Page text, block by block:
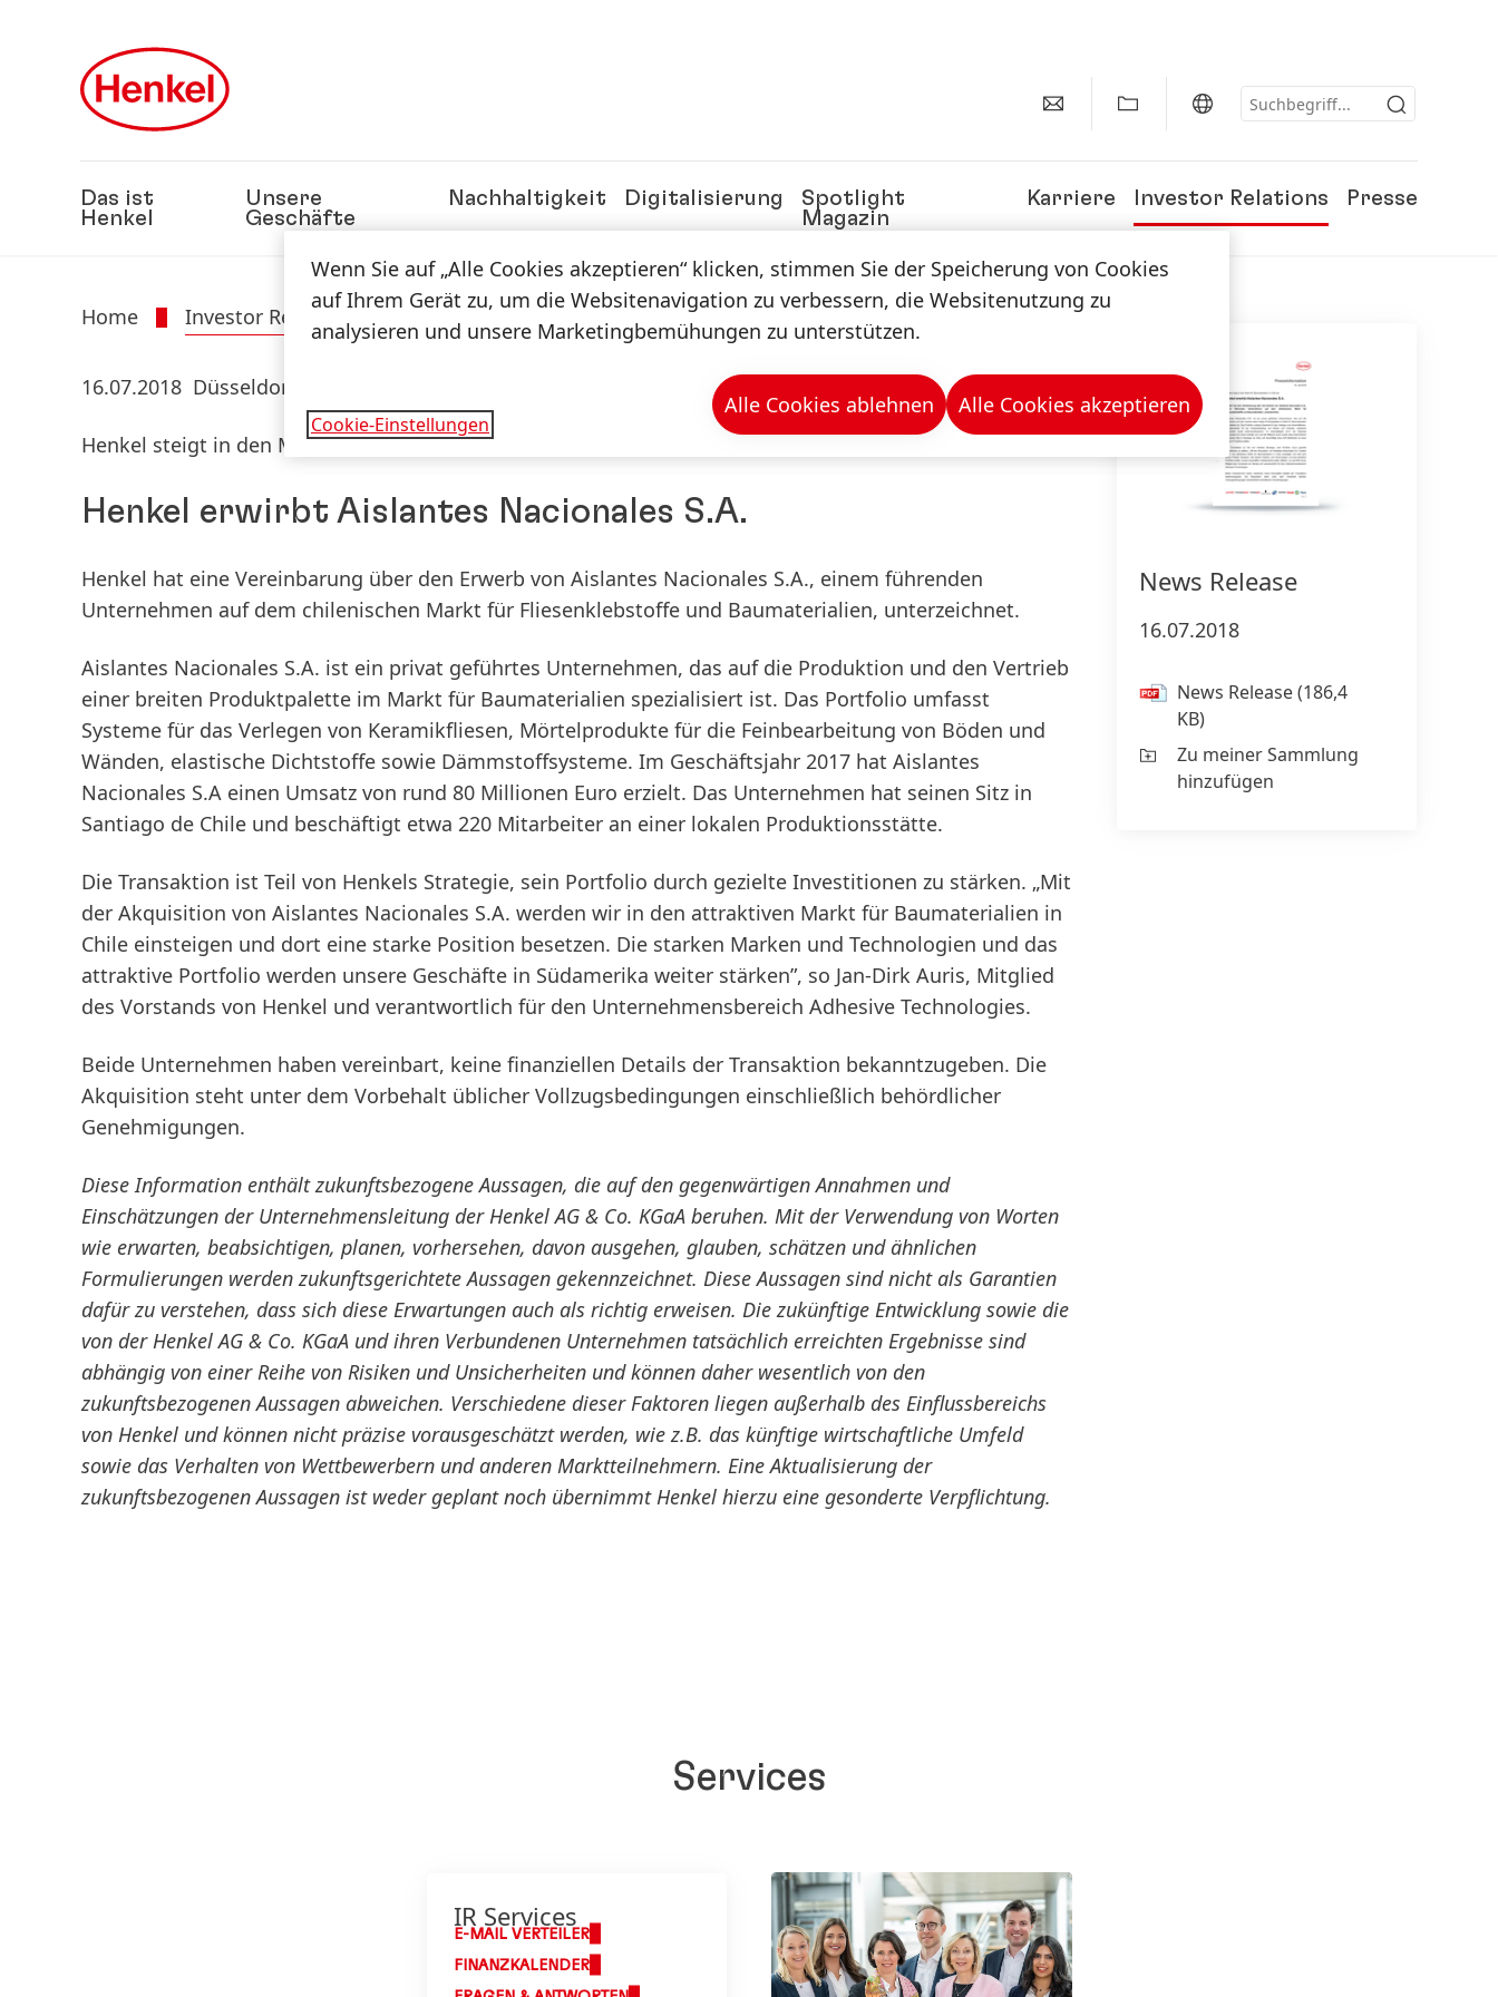
Das ist
Henkel
150 Jahre Henkel
Pioniergeist bedeutet, Fortschritt
ziel­gerichtet zu gestalten. Erfahre,
wie wir Wandel als Chance nutzen
Ver­ant­wor­tung voran­treiben, um
eine bessere Zukunft zu schaffen.
Gemeinsam.
Unsere
Geschäfte
Nachhaltigkeit Digitalisierung
Spotlight
Magazin
Karriere Investor Relations Presse
Home Investor Relations Investor Relations News
16.07.2018 Düsseldorf
Henkel steigt in den Markt für Baumaterialien in Chile ein
Henkel erwirbt Aislantes Nacionales S.A.
Henkel hat eine Vereinbarung über den Erwerb von Aislantes Nacionales S.A., einem führenden
Unternehmen auf dem chilenischen Markt für Fliesenklebstoffe und Baumaterialien, unterzeichnet.
Aislantes Nacionales S.A. ist ein privat geführtes Unternehmen, das auf die Produktion und den Vertrieb
einer breiten Produktpalette im Markt für Baumaterialien spezialisiert ist. Das Portfolio umfasst
Systeme für das Verlegen von Keramikfliesen, Mörtelprodukte für die Feinbearbeitung von Böden und
Wänden, elastische Dichtstoffe sowie Dämmstoffsysteme. Im Geschäftsjahr 2017 hat Aislantes
Nacionales S.A einen Umsatz von rund 80 Millionen Euro erzielt. Das Unternehmen hat seinen Sitz in
Santiago de Chile und beschäftigt etwa 220 Mitarbeiter an einer lokalen Produktionsstätte.
Die Transaktion ist Teil von Henkels Strategie, sein Portfolio durch gezielte Investitionen zu stärken. „Mit
der Akquisition von Aislantes Nacionales S.A. werden wir in den attraktiven Markt für Baumaterialien in
Chile einsteigen und dort eine starke Position besetzen. Die starken Marken und Technologien und das
attraktive Portfolio werden unsere Geschäfte in Südamerika weiter stärken”, so Jan-Dirk Auris, Mitglied
des Vorstands von Henkel und verantwortlich für den Unternehmensbereich Adhesive Technologies.
Beide Unternehmen haben vereinbart, keine finanziellen Details der Transaktion bekanntzugeben. Die
Akquisition steht unter dem Vorbehalt üblicher Vollzugsbedingungen einschließlich behördlicher
Genehmigungen.
Diese Information enthält zukunftsbezogene Aussagen, die auf den gegenwärtigen Annahmen und
Einschätzungen der Unternehmensleitung der Henkel AG & Co. KGaA beruhen. Mit der Verwendung von Worten
wie erwarten, beabsichtigen, planen, vorhersehen, davon ausgehen, glauben, schätzen und ähnlichen
Formulierungen werden zukunftsgerichtete Aussagen gekennzeichnet. Diese Aussagen sind nicht als Garantien
dafür zu verstehen, dass sich diese Erwartungen auch als richtig erweisen. Die zukünftige Entwicklung sowie die
von der Henkel AG & Co. KGaA und ihren Verbundenen Unternehmen tatsächlich erreichten Ergebnisse sind
abhängig von einer Reihe von Risiken und Unsicherheiten und können daher wesentlich von den
zukunftsbezogenen Aussagen abweichen. Verschiedene dieser Faktoren liegen außerhalb des Einflussbereichs
von Henkel und können nicht präzise vorausgeschätzt werden, wie z.B. das künftige wirtschaftliche Umfeld
sowie das Verhalten von Wettbewerbern und anderen Marktteilnehmern. Eine Aktualisierung der
zukunftsbezogenen Aussagen ist weder geplant noch übernimmt Henkel hierzu eine gesonderte Verpflichtung.
News Release
16.07.2018
News Release(186,4
KB)
Zu meiner Sammlung
hinzufügen
Services
IR Services
E-MAIL VERTEILER
FINANZKALENDER
Wenn Sie auf „Alle Cookies akzeptieren“ klicken, stimmen Sie der Speicherung von Cookies
auf Ihrem Gerät zu, um die Websitenavigation zu verbessern, die Websitenutzung zu
analysieren und unsere Marketingbemühungen zu unterstützen.
Cookie-Einstellungen
Alle Cookies ablehnen Alle Cookies akzeptieren